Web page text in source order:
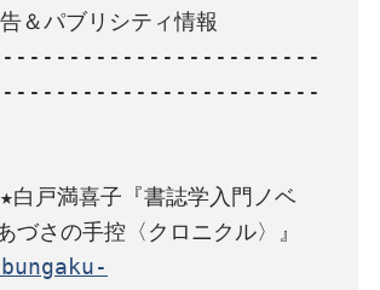
＆パブリシティ情報
白戸満喜子『書誌学入門ノベ